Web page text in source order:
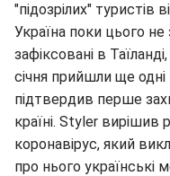
"підозрілих" туристів
Україна поки цього
зафіксовані в
січня прийшли ще
підтвердив перше
країні. Styler вирішив
коронавірус, який
про нього українські